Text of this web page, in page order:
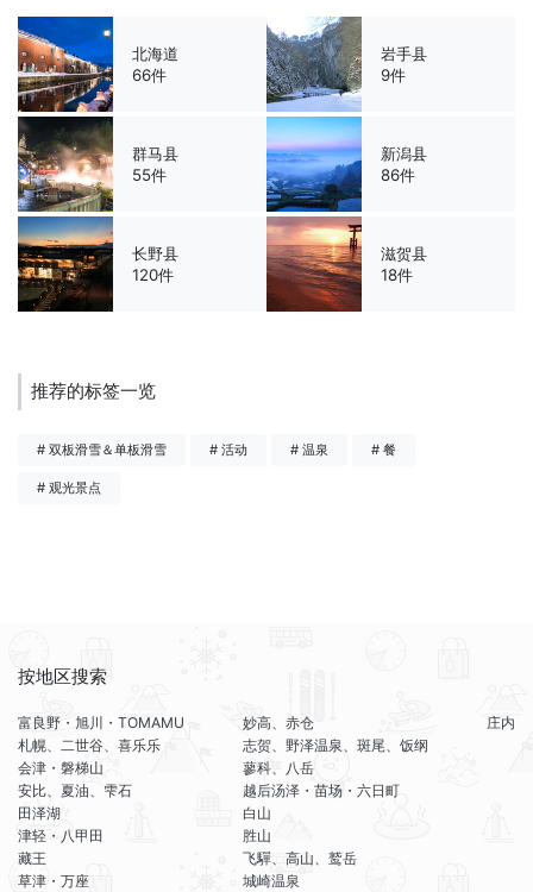
北海道
66件
岩手县
9件
群马县
55件
新潟县
86件
长野县
120件
滋贺县
18件
推荐的标签一览
# 双板滑雪＆单板滑雪 # 活动 # 温泉 # 餐
# 观光景点
按地区搜索
富良野・旭川・TOMAMU
札幌、二世谷、喜乐乐
会津・磐梯山
安比、夏油、雫石
田泽湖
津轻・八甲田
藏王
草津・万座
妙高、赤仓
志贺、野泽温泉、斑尾、饭纲
蓼科、八岳
越后汤泽・苗场・六日町
白山
胜山
飞驒、高山、鹫岳
城崎温泉
庄内